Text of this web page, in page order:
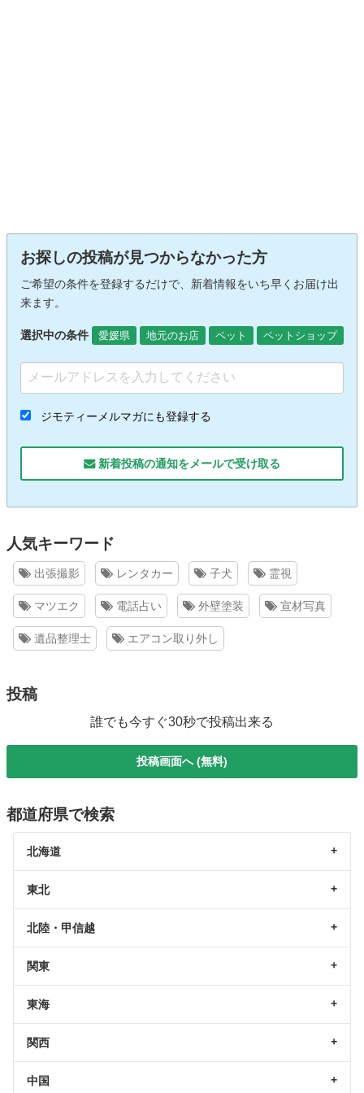
お探しの投稿が見つからなかった方
ご希望の条件を登録するだけで、新着情報をいち早くお届け出
来ます。
選択中の条件 愛媛県 地元のお店 ペット ペットショップ
ジモティーメルマガにも登録する
新着投稿の通知をメールで受け取る
人気キーワード
出張撮影 レンタカー 子犬 霊視
マツエク 電話占い 外壁塗装 宣材写真
遺品整理士 エアコン取り外し
投稿
誰でも今すぐ30秒で投稿出来る
投稿画面へ (無料)
都道府県で検索
北海道
東北
北陸・甲信越
関東
東海
関西
中国